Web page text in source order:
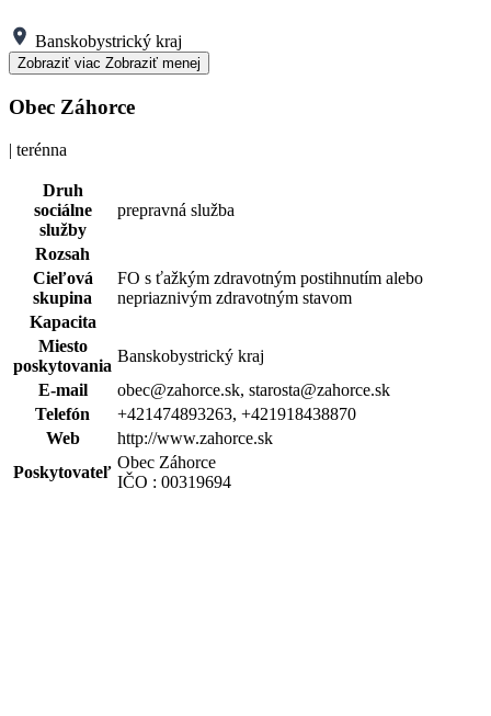
Banskobystrický kraj
Zobraziť viac Zobraziť menej
Obec Záhorce
| terénna
Druh
sociálne
služby
prepravná služba
Rozsah
Cieľová
skupina
FO s ťažkým zdravotným postihnutím alebo
nepriaznivým zdravotným stavom
Kapacita
Miesto
poskytovania
Banskobystrický kraj
E-mail
obec@zahorce.sk, starosta@zahorce.sk
Telefón
+421474893263, +421918438870
Web
http://www.zahorce.sk
Poskytovateľ
Obec Záhorce
IČO : 00319694